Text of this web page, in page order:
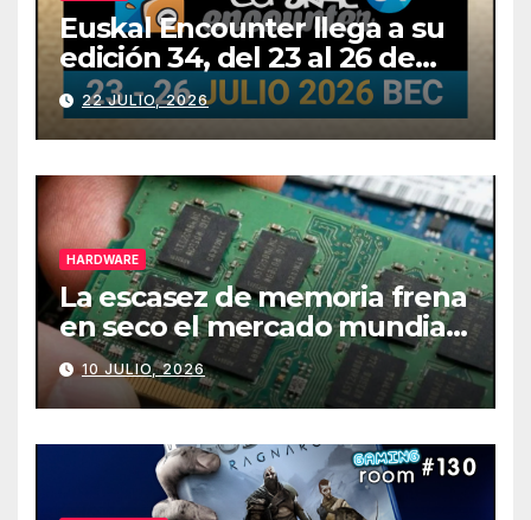
Euskal Encounter llega a su
edición 34, del 23 al 26 de
julio
22 JULIO, 2026
HARDWARE
La escasez de memoria frena
en seco el mercado mundial
de PCs
10 JULIO, 2026